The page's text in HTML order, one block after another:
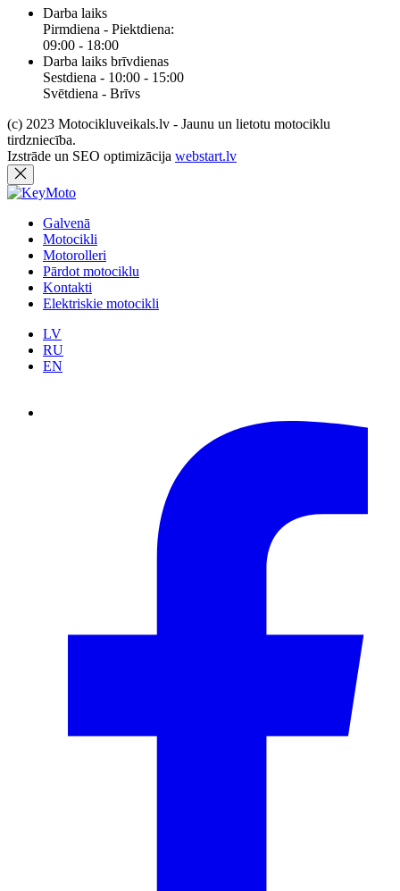
Darba laiks
Pirmdiena - Piektdiena:
09:00 - 18:00
Darba laiks brīvdienas
Sestdiena - 10:00 - 15:00
Svētdiena - Brīvs
(c) 2023 Motocikluveikals.lv - Jaunu un lietotu motociklu
tirdzniecība.
Izstrāde un SEO optimizācija webstart.lv
Galvenā
Motocikli
Motorolleri
Pārdot motociklu
Kontakti
Elektriskie motocikli
LV
RU
EN